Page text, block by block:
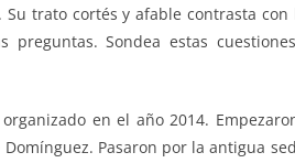
trato cortés y afable contrasta
Sondea estas
en el año 2014.
Pasaron por la antigua